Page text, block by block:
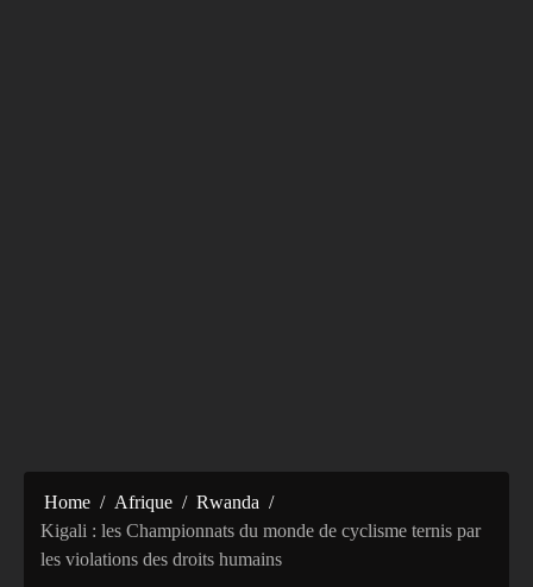
Home Afrique
Rwanda
Kigali : les Championnats du monde de cyclisme ternis par
les violations des droits humains